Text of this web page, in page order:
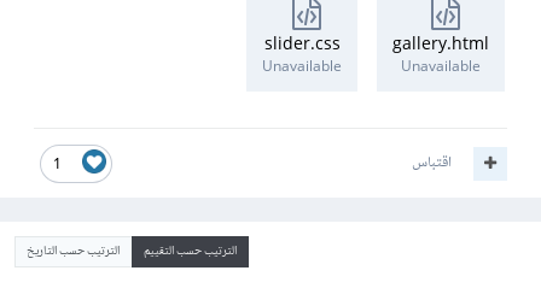
gallery.html
Unavailable
slider.css
Unavailable
1 اقتباس
الترتيب حسب التقييم الترتيب حسب التاريخ